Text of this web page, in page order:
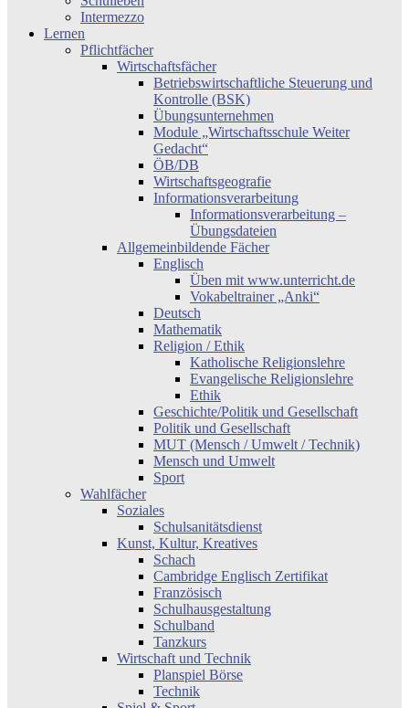
Intermezzo
Lernen
Pflichtfächer
Wirtschaftsfächer
Betriebswirtschaftliche Steuerung und
Kontrolle (BSK)
Übungsunternehmen
Module „Wirtschaftsschule Weiter
Gedacht“
ÖB/DB
Wirtschaftsgeografie
Informationsverarbeitung
Informationsverarbeitung –
Übungsdateien
Allgemeinbildende Fächer
Englisch
Üben mit www.unterricht.de
Vokabeltrainer „Anki“
Deutsch
Mathematik
Religion / Ethik
Katholische Religionslehre
Evangelische Religionslehre
Ethik
Geschichte/Politik und Gesellschaft
Politik und Gesellschaft
MUT (Mensch / Umwelt / Technik)
Mensch und Umwelt
Sport
Wahlfächer
Soziales
Schulsanitätsdienst
Kunst, Kultur, Kreatives
Schach
Cambridge Englisch Zertifikat
Französisch
Schulhausgestaltung
Schulband
Tanzkurs
Wirtschaft und Technik
Planspiel Börse
Technik